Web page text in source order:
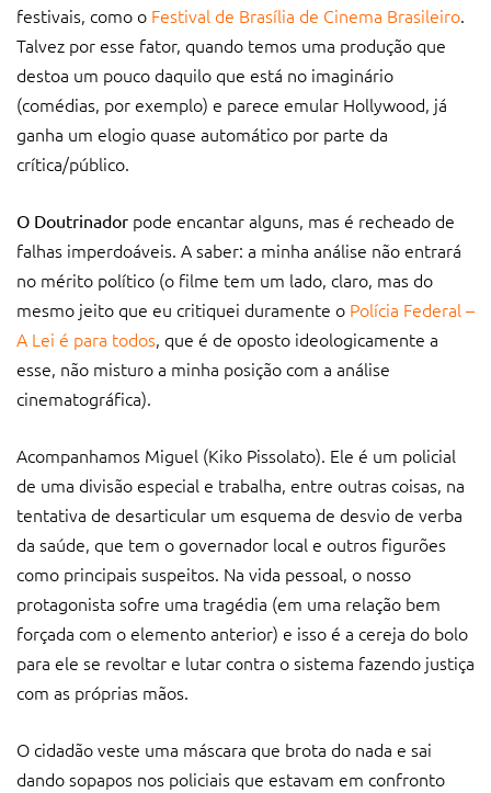
festivais, como o Festival de Brasília de Cinema Brasileiro.
Talvez por esse fator, quando temos uma produção que
destoa um pouco daquilo que está no imaginário
(comédias, por exemplo) e parece emular Hollywood, já
ganha um elogio quase automático por parte da
crítica/público.
O Doutrinador pode encantar alguns, mas é recheado de
falhas imperdoáveis. A saber: a minha análise não entrará
no mérito político (o filme tem um lado, claro, mas do
mesmo jeito que eu critiquei duramente o Polícia Federal –
A Lei é para todos, que é de oposto ideologicamente a
esse, não misturo a minha posição com a análise
cinematográfica).
Acompanhamos Miguel (Kiko Pissolato). Ele é um policial
de uma divisão especial e trabalha, entre outras coisas, na
tentativa de desarticular um esquema de desvio de verba
da saúde, que tem o governador local e outros figurões
como principais suspeitos. Na vida pessoal, o nosso
protagonista sofre uma tragédia (em uma relação bem
forçada com o elemento anterior) e isso é a cereja do bolo
para ele se revoltar e lutar contra o sistema fazendo justiça
com as próprias mãos.
O cidadão veste uma máscara que brota do nada e sai
dando sopapos nos policiais que estavam em confronto